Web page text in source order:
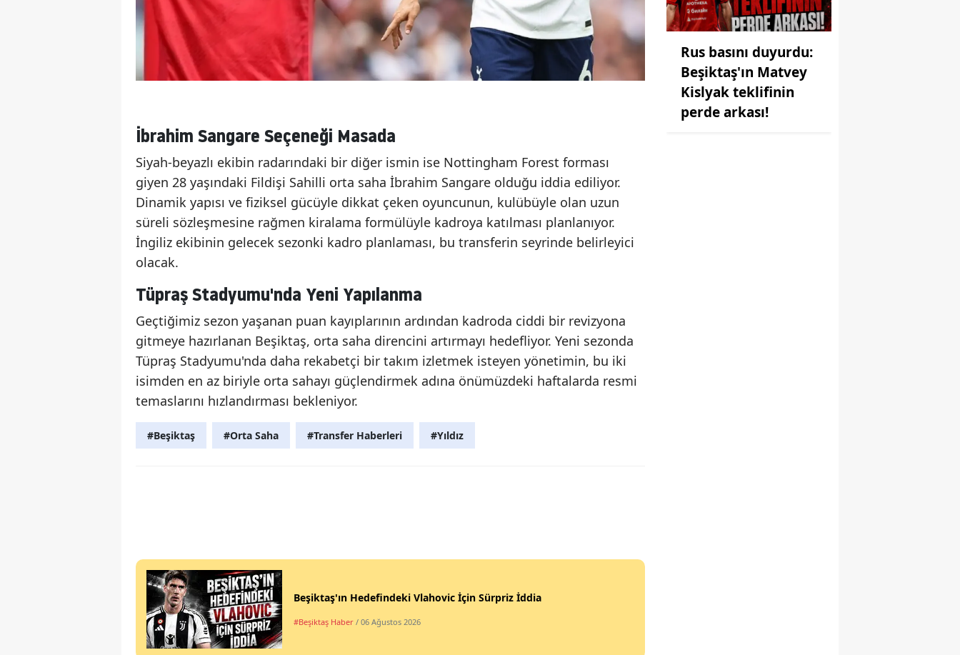
İbrahim Sangare Seçeneği Masada
Siyah-beyazlı ekibin radarındaki bir diğer ismin ise Nottingham Forest forması
giyen 28 yaşındaki Fildişi Sahilli orta saha İbrahim Sangare olduğu iddia ediliyor.
Dinamik yapısı ve fiziksel gücüyle dikkat çeken oyuncunun, kulübüyle olan uzun
süreli sözleşmesine rağmen kiralama formülüyle kadroya katılması planlanıyor.
İngiliz ekibinin gelecek sezonki kadro planlaması, bu transferin seyrinde belirleyici
olacak.
Tüpraş Stadyumu'nda Yeni Yapılanma
Geçtiğimiz sezon yaşanan puan kayıplarının ardından kadroda ciddi bir revizyona
gitmeye hazırlanan Beşiktaş, orta saha direncini artırmayı hedefliyor. Yeni sezonda
Tüpraş Stadyumu'nda daha rekabetçi bir takım izletmek isteyen yönetimin, bu iki
isimden en az biriyle orta sahayı güçlendirmek adına önümüzdeki haftalarda resmi
temaslarını hızlandırması bekleniyor.
#Beşiktaş #Orta Saha #Transfer Haberleri #Yıldız
Beşiktaş'ın Hedefindeki Vlahovic İçin Sürpriz İddia
#Beşiktaş Haber / 06 Ağustos 2026
Rus basını duyurdu:
Beşiktaş'ın Matvey
Kislyak teklifinin
perde arkası!